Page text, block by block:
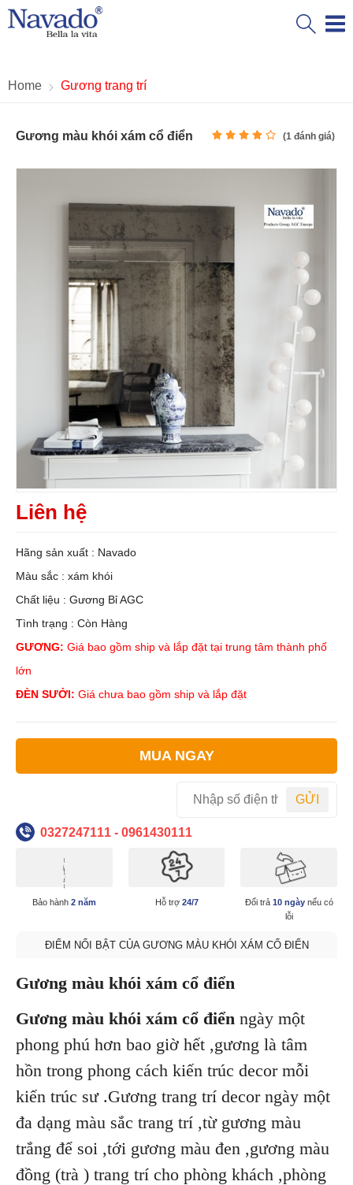
Home Gương trang trí
Gương màu khói xám cổ điển (1 đánh giá)
Liên hệ
Hãng sản xuất : Navado
Màu sắc : xám khói
Chất liệu : Gương Bỉ AGC
Tình trạng : Còn Hàng
GƯƠNG: Giá bao gồm ship và lắp đặt tại trung tâm thành phố
lớn
ĐÈN SƯỞI: Giá chưa bao gồm ship và lắp đặt
MUA NGAY
GỬI
0327247111 - 0961430111
Bảo hành 2 năm Hỗ trợ 24/7 Đổi trả 10 ngàynếu có
lỗi
ĐIỂM NỔI BẬT CỦA GƯƠNG MÀU KHÓI XÁM CỔ ĐIỂN
Gương màu khói xám cổ điển
Gương màu khói xám cổ điển ngày một
phong phú hơn bao giờ hết ,gương là tâm
hồn trong phong cách kiến trúc decor mỗi
kiến trúc sư .Gương trang trí decor ngày một
đa dạng màu sắc trang trí ,từ gương màu
trắng để soi ,tới gương màu đen ,gương màu
đồng (trà ) trang trí cho phòng khách ,phòng